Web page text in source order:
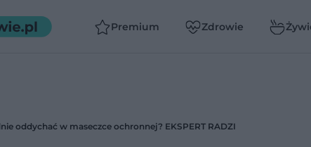
Premium Zdrowie
oddychać w maseczce ochronnej? EKSPERT RADZI